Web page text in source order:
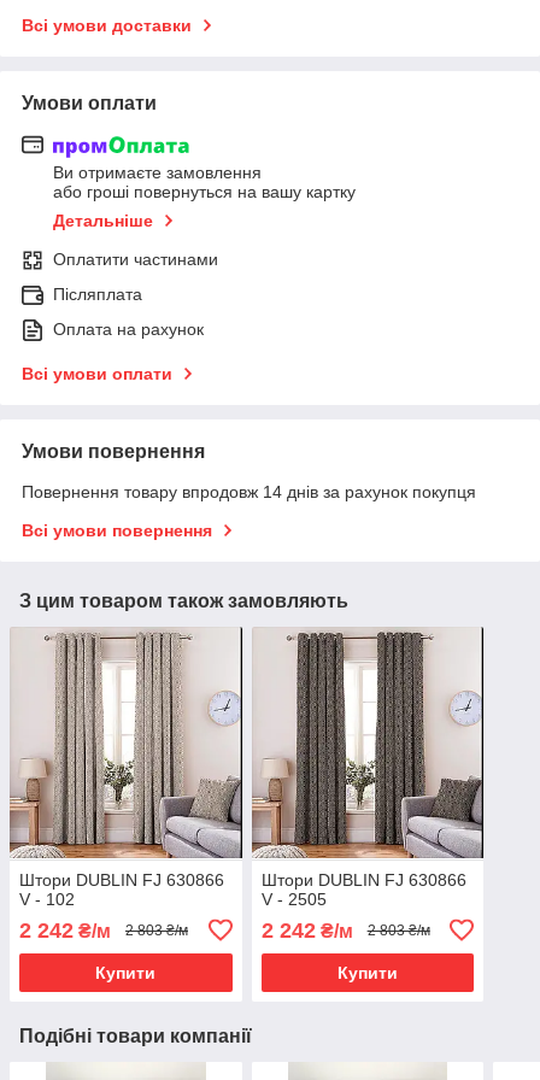
Всі умови доставки
Умови оплати
Ви отримаєте замовлення
або гроші повернуться на вашу картку
Детальніше
Оплатити частинами
Післяплата
Оплата на рахунок
Всі умови оплати
Умови повернення
Повернення товару впродовж 14 днів за рахунок покупця
Всі умови повернення
З цим товаром також замовляють
Штори DUBLIN FJ 630866
V - 102
2 242 ₴/м 2 803 ₴/м
Купити
Штори DUBLIN FJ 630866
V - 2505
2 242₴/м 2 803 ₴/м
Купити
Подібні товари компанії